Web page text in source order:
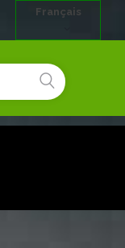
Français